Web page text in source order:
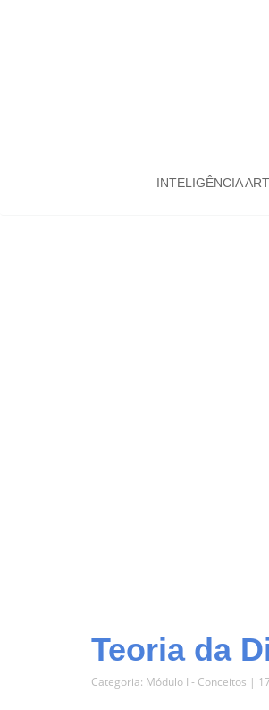
INTELIGÊNCIA
Teoria da
Categoria: Módulo I - Conceitos |